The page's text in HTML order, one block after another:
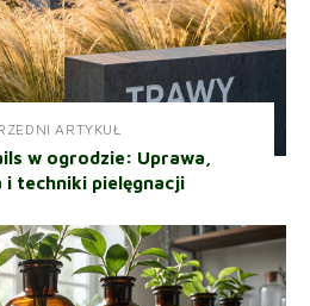
ARTYKUŁ
w ogrodzie: Uprawa,
i techniki pielęgnacji